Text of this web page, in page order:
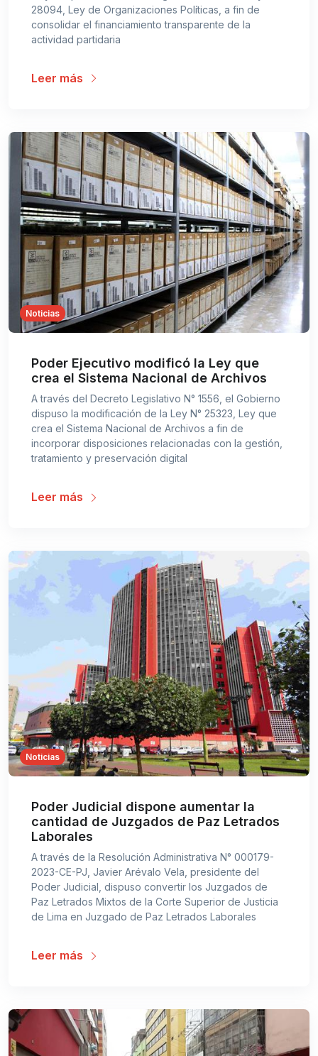
28094, Ley de Organizaciones Políticas, a fin de
consolidar el financiamiento transparente de la
actividad partidaria
Leer más
Noticias
Poder Ejecutivo modificó la Ley que
crea el Sistema Nacional de Archivos
A través del Decreto Legislativo N° 1556, el Gobierno
dispuso la modificación de la Ley N° 25323, Ley que
crea el Sistema Nacional de Archivos a fin de
incorporar disposiciones relacionadas con la gestión,
tratamiento y preservación digital
Leer más
Noticias
Poder Judicial dispone aumentar la
cantidad de Juzgados de Paz Letrados
Laborales
A través de la Resolución Administrativa N° 000179-
2023-CE-PJ, Javier Arévalo Vela, presidente del
Poder Judicial, dispuso convertir los Juzgados de
Paz Letrados Mixtos de la Corte Superior de Justicia
de Lima en Juzgado de Paz Letrados Laborales
Leer más